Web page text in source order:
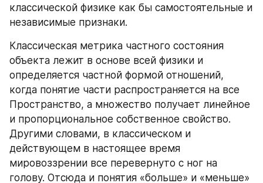
классической физике как бы самостоятельные и
независимые признаки.
Классическая метрика частного состояния
объекта лежит в основе всей физики и
определяется частной формой отношений,
когда понятие части распространяется на все
Пространство, а множество получает линейное
и пропорциональное собственное свойство.
Другими словами, в классическом и
действующем в настоящее время
мировоззрении все перевернуто с ног на
голову. Отсюда и понятия «больше» и «меньше»